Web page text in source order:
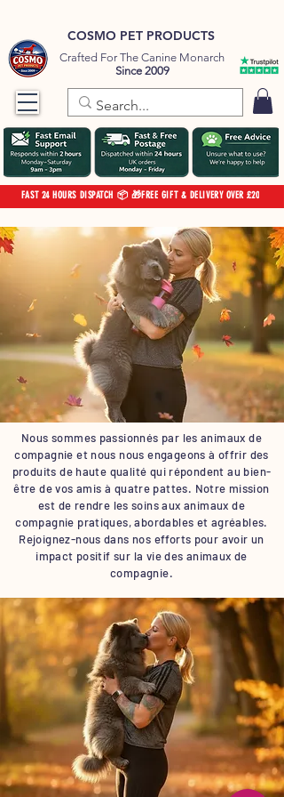
COSMO PET PRODUCTS
Crafted For The Canine Monarch
Since 2009
FAST 24 HOURS DISPATCH 📦 🎁FREE GIFT & DELIVERY OVER £20
Nous sommes passionnés par les animaux de
compagnie et nous nous engageons à offrir des
produits de haute qualité qui répondent au bien-
être de vos amis à quatre pattes. Notre mission
est de rendre les soins aux animaux de
compagnie pratiques, abordables et agréables.
Rejoignez-nous dans nos efforts pour avoir un
impact positif sur la vie des animaux de
compagnie.